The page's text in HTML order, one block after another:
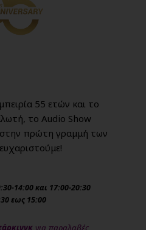
55 ετών και το
το Audio Show
στην πρώτη γραμμή των
14:00 και 17:00-20:30
εως 15:00
για παραλαβές